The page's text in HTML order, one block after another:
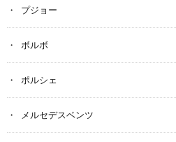
プジョー
ボルボ
ポルシェ
メルセデスベンツ